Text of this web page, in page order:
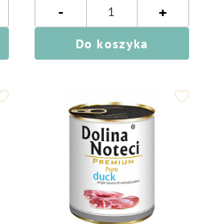
- +
Do koszyka